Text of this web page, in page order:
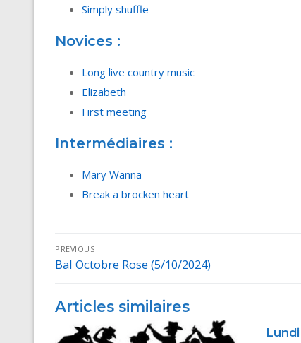
Simply shuffle
Novices :
Long live country music
Elizabeth
First meeting
Intermédiaires :
Mary Wanna
Break a brocken heart
Navigation
de
l’article
PREVIOUS
Previous
Bal Octobre Rose (5/10/2024)
Articles similaires